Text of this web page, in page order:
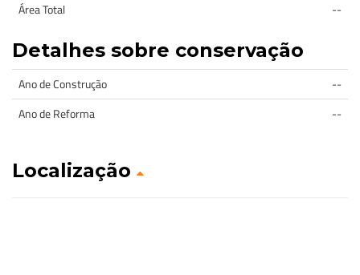
Área Total
--
Detalhes sobre conservação
Ano de Construção
--
Ano de Reforma
--
Localização